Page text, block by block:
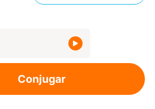
Conjugar